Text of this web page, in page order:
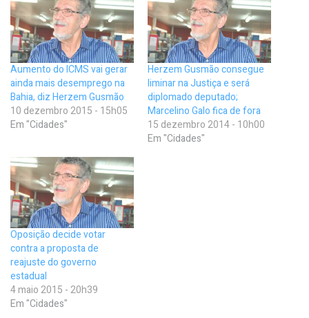
Aumento do ICMS vai gerar
ainda mais desemprego na
Bahia, diz Herzem Gusmão
10 dezembro 2015 - 15h05
Em "Cidades"
Herzem Gusmão consegue
liminar na Justiça e será
diplomado deputado;
Marcelino Galo fica de fora
15 dezembro 2014 - 10h00
Em "Cidades"
Oposição decide votar
contra a proposta de
reajuste do governo
estadual
4 maio 2015 - 20h39
Em "Cidades"